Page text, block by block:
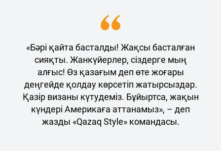
«Бәрі қайта басталды! Жақсы басталған
сияқты. Жанкүйерлер, сіздерге мың
алғыс! Өз қазағым деп өте жоғары
деңгейде қолдау көрсетіп жатырсыздар.
Қазір визаны күтудеміз. Бұйыртса, жақын
күндері Америкаға аттанамыз», – деп
жазды «Qazaq Style» командасы.